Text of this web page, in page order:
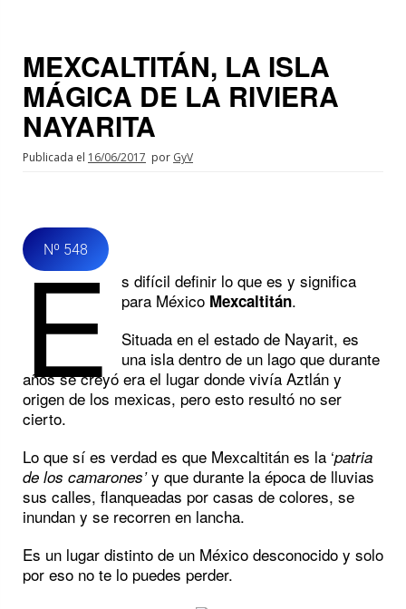
MEXCALTITÁN, LA ISLA
MÁGICA DE LA RIVIERA
NAYARITA
Publicada el 16/06/2017 por GyV
Nº 548
E
s difícil definir lo que es y significa
para México Mexcaltitán.
Situada en el estado de Nayarit, es
una isla dentro de un lago que durante
años se creyó era el lugar donde vivía Aztlán y
origen de los mexicas, pero esto resultó no ser
cierto.
Lo que sí es verdad es que Mexcaltitán es la ‘patria
de los camarones’y que durante la época de lluvias
sus calles, flanqueadas por casas de colores, se
inundan y se recorren en lancha.
Es un lugar distinto de un México desconocido y solo
por eso no te lo puedes perder.